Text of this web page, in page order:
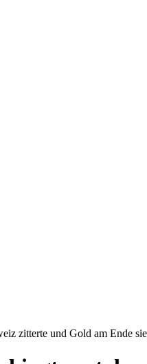
zitterte und Gold am Ende